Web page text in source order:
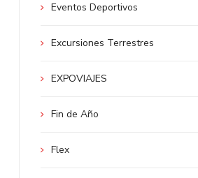
Eventos Deportivos
Excursiones Terrestres
EXPOVIAJES
Fin de Año
Flex